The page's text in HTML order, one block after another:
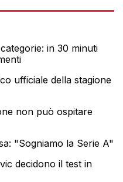
in 30 minuti
ufficiale della stagione
non può ospitare
"Sogniamo la Serie A"
decidono il test in